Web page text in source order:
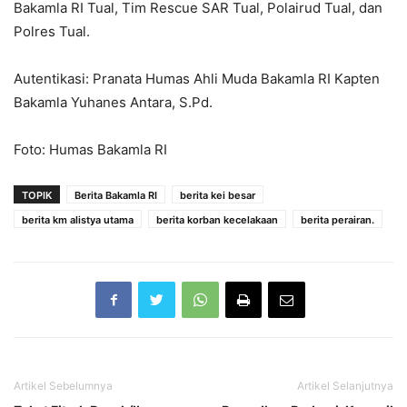
Bakamla RI Tual, Tim Rescue SAR Tual, Polairud Tual, dan
Polres Tual.
Autentikasi: Pranata Humas Ahli Muda Bakamla RI Kapten
Bakamla Yuhanes Antara, S.Pd.
Foto: Humas Bakamla RI
TOPIK Berita Bakamla RI
berita kei besar
berita km alistya utama
berita korban kecelakaan berita perairan.
Artikel Sebelumnya Artikel Selanjutnya